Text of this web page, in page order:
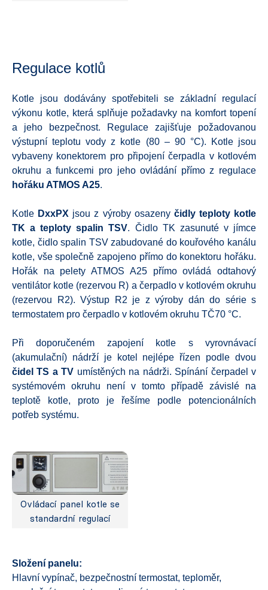
Regulace kotlů
Kotle jsou dodávány spotřebiteli se základní regulací
výkonu kotle, která splňuje požadavky na komfort topení
a jeho bezpečnost. Regulace zajišťuje požadovanou
výstupní teplotu vody z kotle (80 – 90 °C). Kotle jsou
vybaveny konektorem pro připojení čerpadla v kotlovém
okruhu a funkcemi pro jeho ovládání přímo z regulace
hořáku ATMOS A25.
Kotle DxxPX jsou z výroby osazeny čidly teploty kotle
TK a teploty spalin TSV. Čidlo TK zasunuté v jímce
kotle, čidlo spalin TSV zabudované do kouřového kanálu
kotle, vše společně zapojeno přímo do konektoru hořáku.
Hořák na pelety ATMOS A25 přímo ovládá odtahový
ventilátor kotle (rezervou R) a čerpadlo v kotlovém okruhu
(rezervou R2). Výstup R2 je z výroby dán do série s
termostatem pro čerpadlo v kotlovém okruhu TČ70 °C.
Při doporučeném zapojení kotle s vyrovnávací
(akumulační) nádrží je kotel nejlépe řízen podle dvou
čidel TS a TV umístěných na nádrži. Spínání čerpadel v
systémovém okruhu není v tomto případě závislé na
teplotě kotle, proto je řešíme podle potencionálních
potřeb systému.
Ovládací panel kotle se
standardní regulací
Složení panelu:
Hlavní vypínač, bezpečnostní termostat, teploměr,